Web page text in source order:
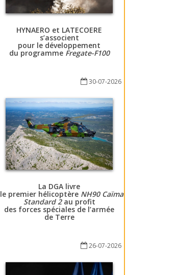
HYNAERO et LATECOERE
s’associent
pour le développement
du programme Fregate-F100
30-07-2026
La DGA livre
le premier hélicoptère NH90 Caïman
Standard 2au profit
des forces spéciales de l’armée
de Terre
26-07-2026